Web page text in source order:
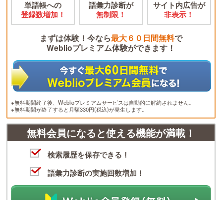
単語帳への
登録数増加！
語彙力診断が
無制限！
サイト内広告が
非表示！
まずは体験！今なら最大６０日間無料で
Weblioプレミアム体験ができます！
※無料期間終了後、Weblioプレミアムサービスは自動的に解約されません。
※無料期間が終了すると月額330円(税込)が発生します。
無料会員になると使える機能が満載！
検索履歴を保存できる！
語彙力診断の実施回数増加！